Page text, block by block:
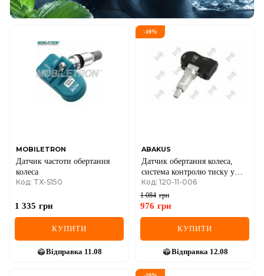
MOBILETRON
Датчик частоти обертання
колеса
Код: TX-S150
1 335 грн
КУПИТИ
Відправка 11.08
-10%
ABAKUS
Датчик обертання колеса,
система контролю тиску у
шинах
Код: 120-11-006
1 084 грн
976 грн
КУПИТИ
Відправка 12.08